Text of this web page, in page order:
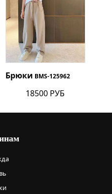
Брюки BMS-125962
18500 РУБ